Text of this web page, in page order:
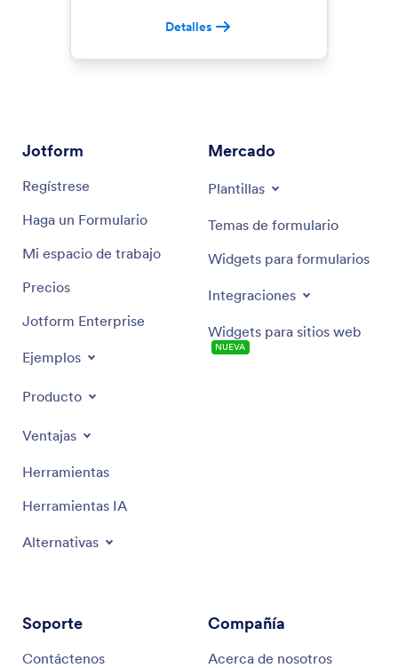
Detalles
Jotform
Regístrese
Haga un Formulario
Mi espacio de trabajo
Precios
Jotform Enterprise
Ejemplos
Producto
Ventajas
Herramientas
Herramientas IA
Alternativas
Mercado
Plantillas
Temas de formulario
Widgets para formularios
Integraciones
Widgets para sitios web
NUEVA
Soporte
Contáctenos
Compañía
Acerca de nosotros